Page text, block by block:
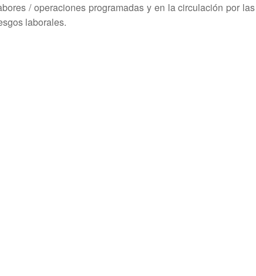
/ operaciones programadas y en la circulación por
laborales.